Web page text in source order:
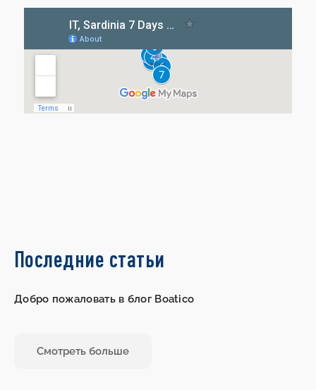
Последние статьи
Добро пожаловать в блог Boatico
Смотреть больше